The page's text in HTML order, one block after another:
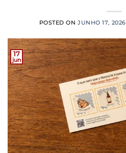
POSTED ONJUNHO 17, 2026
17
jun